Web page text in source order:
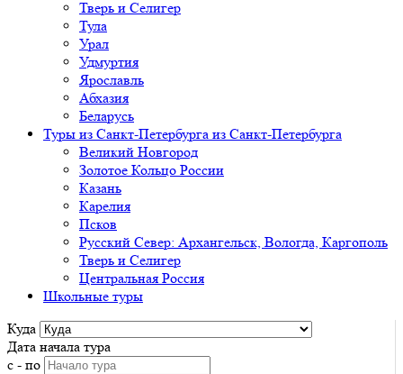
Тверь и Селигер
Тула
Урал
Удмуртия
Ярославль
Абхазия
Беларусь
Туры из Санкт-Петербурга из Санкт-Петербурга
Великий Новгород
Золотое Кольцо России
Казань
Карелия
Псков
Русский Север: Архангельск, Вологда, Каргополь
Тверь и Селигер
Центральная Россия
Школьные туры
Куда
Дата начала тура
с - по